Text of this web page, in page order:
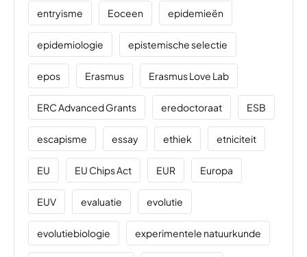
entryisme Eoceen epidemieën
epidemiologie epistemische selectie
epos Erasmus Erasmus Love Lab
ERC Advanced Grants eredoctoraat ESB
escapisme essay ethiek etniciteit
EU EU Chips Act EUR Europa
EUV evaluatie evolutie
evolutiebiologie experimentele natuurkunde